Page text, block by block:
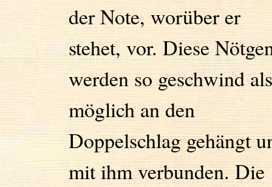
der Note, worüber er
stehet, vor. Diese
werden so geschwind als
möglich an den
Doppelschlag gehängt
mit ihm verbunden. Die